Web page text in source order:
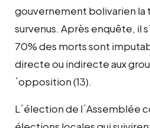
gouvernement bolivarien la
survenus. Après enquête, il
70% des morts sont
directe ou indirecte aux
´opposition (13).
L´élection de l´Assemblée